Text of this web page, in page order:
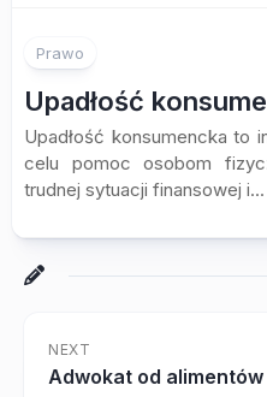
Prawo
Upadłość
Upadłość konsumencka to
celu pomoc osobom
trudnej sytuacji finansowej i...
NEXT
Adwokat od